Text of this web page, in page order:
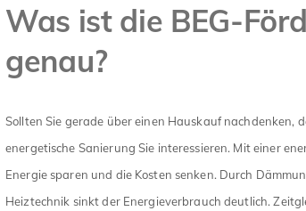
Was ist die BEG-
genau?
Sollten Sie gerade über einen Hauskauf nachdenken,
energetische Sanierung Sie interessieren. Mit einer
Energie sparen und die Kosten senken. Durch
Heiztechnik sinkt der Energieverbrauch deutlich.